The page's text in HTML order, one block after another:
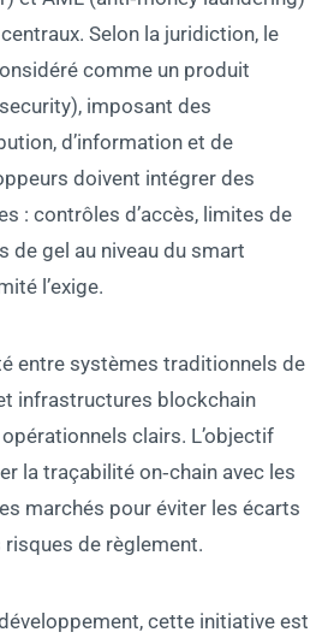
Selon la juridiction, le
comme un produit
imposant des
d’information et de
doivent intégrer des
: contrôles d’accès, limites de
de gel au niveau du smart
l’exige.
entre systèmes traditionnels de
infrastructures blockchain
clairs. L’objectif
la traçabilité on‑chain avec les
marchés pour éviter les écarts
de règlement.
cette initiative est